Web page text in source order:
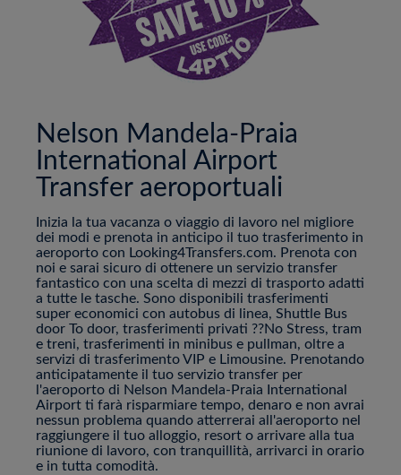
Nelson Mandela-Praia
International Airport
Transfer aeroportuali
Inizia la tua vacanza o viaggio di lavoro nel migliore
dei modi e prenota in anticipo il tuo trasferimento in
aeroporto con Looking4Transfers.com. Prenota con
noi e sarai sicuro di ottenere un servizio transfer
fantastico con una scelta di mezzi di trasporto adatti
a tutte le tasche. Sono disponibili trasferimenti
super economici con autobus di linea, Shuttle Bus
door To door, trasferimenti privati ??No Stress, tram
e treni, trasferimenti in minibus e pullman, oltre a
servizi di trasferimento VIP e Limousine. Prenotando
anticipatamente il tuo servizio transfer per
l'aeroporto di Nelson Mandela-Praia International
Airport ti farà risparmiare tempo, denaro e non avrai
nessun problema quando atterrerai all'aeroporto nel
raggiungere il tuo alloggio, resort o arrivare alla tua
riunione di lavoro, con tranquillità, arrivarci in orario
e in tutta comodità.